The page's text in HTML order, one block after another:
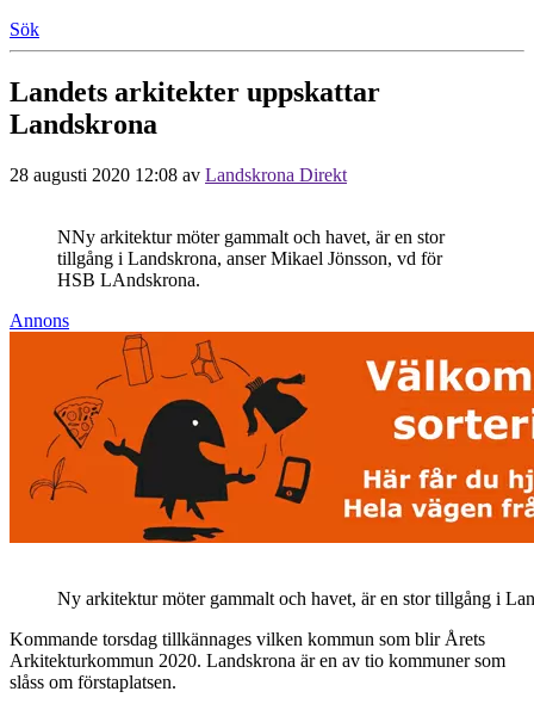
Sök
Landets arkitekter uppskattar
Landskrona
28 augusti 2020 12:08 av Landskrona Direkt
NNy arkitektur möter gammalt och havet, är en stor
tillgång i Landskrona, anser Mikael Jönsson, vd för
HSB LAndskrona.
Annons
Ny arkitektur möter gammalt och havet, är en stor tillgång i
Kommande torsdag tillkännages vilken kommun som blir Årets
Arkitekturkommun 2020. Landskrona är en av tio kommuner som
slåss om förstaplatsen.